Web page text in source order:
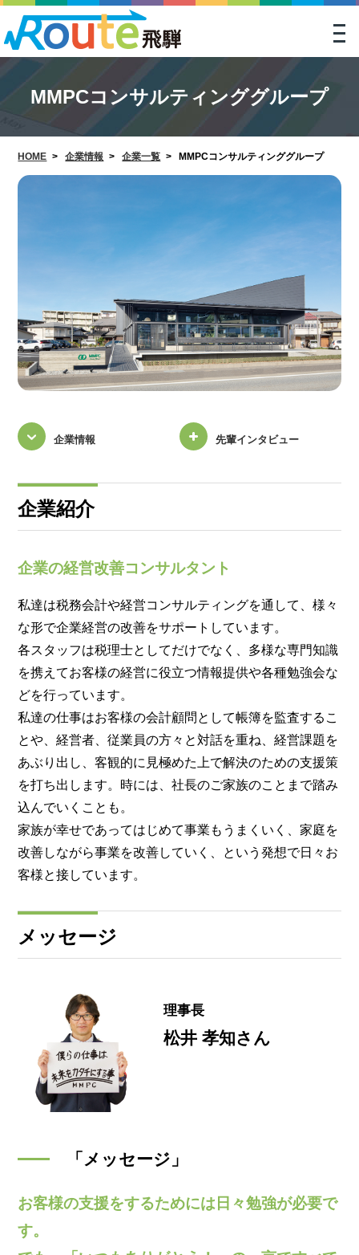
MMPCコンサルティンググループ
HOME > 企業情報 > 企業一覧 > MMPCコンサルティンググループ
企業情報 先輩インタビュー
企業紹介
企業の経営改善コンサルタント
私達は税務会計や経営コンサルティングを通して、様々
な形で企業経営の改善をサポートしています。
各スタッフは税理士としてだけでなく、多様な専門知識
を携えてお客様の経営に役立つ情報提供や各種勉強会な
どを行っています。
私達の仕事はお客様の会計顧問として帳簿を監査するこ
とや、経営者、従業員の方々と対話を重ね、経営課題を
あぶり出し、客観的に見極めた上で解決のための支援策
を打ち出します。時には、社長のご家族のことまで踏み
込んでいくことも。
家族が幸せであってはじめて事業もうまくいく、家庭を
改善しながら事業を改善していく、という発想で日々お
客様と接しています。
メッセージ
理事長
松井 孝知さん
「メッセージ」
お客様の支援をするためには日々勉強が必要で
す。